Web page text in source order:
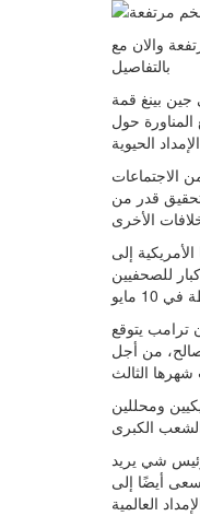
والان مع
بالتفاصيل
بينغ قمة
حول
على أن يعقد يومي 14 و15 مايو سلسلة من الاجتماعات
قدر من
إلى
للصحفيين
ترامب يتوقع
من أجل
ومحللين
شي يريد
أيضًا إلى